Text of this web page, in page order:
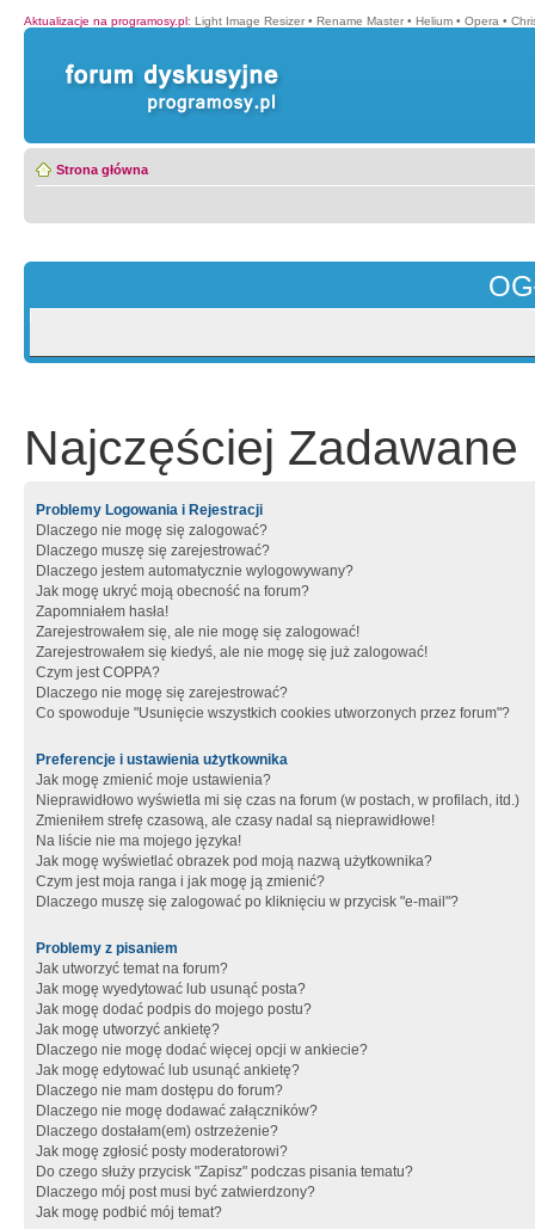
Aktualizacje na programosy.pl: Light Image Resizer • Rename Master • Helium • Opera •
Strona główna
Najczęściej Zadawane
Problemy Logowania i Rejestracji
Dlaczego nie mogę się zalogować?
Dlaczego muszę się zarejestrować?
Dlaczego jestem automatycznie wylogowywany?
Jak mogę ukryć moją obecność na forum?
Zapomniałem hasła!
Zarejestrowałem się, ale nie mogę się zalogować!
Zarejestrowałem się kiedyś, ale nie mogę się już zalogować!
Czym jest COPPA?
Dlaczego nie mogę się zarejestrować?
Co spowoduje "Usunięcie wszystkich cookies utworzonych przez forum"?
Preferencje i ustawienia użytkownika
Jak mogę zmienić moje ustawienia?
Nieprawidłowo wyświetla mi się czas na forum (w postach, w profilach, itd.)
Zmieniłem strefę czasową, ale czasy nadal są nieprawidłowe!
Na liście nie ma mojego języka!
Jak mogę wyświetlać obrazek pod moją nazwą użytkownika?
Czym jest moja ranga i jak mogę ją zmienić?
Dlaczego muszę się zalogować po kliknięciu w przycisk "e-mail"?
Problemy z pisaniem
Jak utworzyć temat na forum?
Jak mogę wyedytować lub usunąć posta?
Jak mogę dodać podpis do mojego postu?
Jak mogę utworzyć ankietę?
Dlaczego nie mogę dodać więcej opcji w ankiecie?
Jak mogę edytować lub usunąć ankietę?
Dlaczego nie mam dostępu do forum?
Dlaczego nie mogę dodawać załączników?
Dlaczego dostałam(em) ostrzeżenie?
Jak mogę zgłosić posty moderatorowi?
Do czego służy przycisk "Zapisz" podczas pisania tematu?
Dlaczego mój post musi być zatwierdzony?
Jak mogę podbić mój temat?